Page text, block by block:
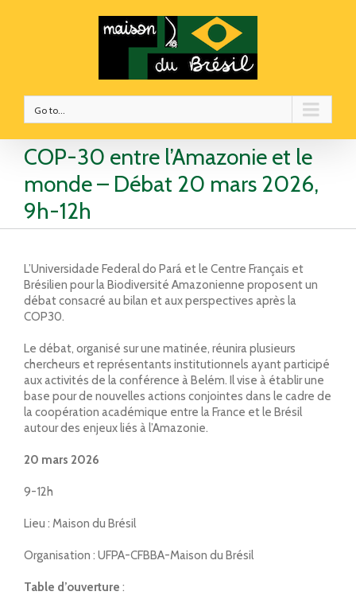
Go to...
COP-30 entre l’Amazonie et le
monde – Débat 20 mars 2026,
9h-12h
L’Universidade Federal do Pará et le Centre Français et
Brésilien pour la Biodiversité Amazonienne proposent un
débat consacré au bilan et aux perspectives après la
COP30.
Le débat, organisé sur une matinée, réunira plusieurs
chercheurs et représentants institutionnels ayant participé
aux activités de la conférence àBelém. Il vise à établir une
base pour de nouvelles actions conjointes dans le cadre de
la coopération académique entre laFrance et le Brésil
autour des enjeux liés à l’Amazonie.
20 mars 2026
9-12h
Lieu : Maison du Brésil
Organisation : UFPA-CFBBA-Maison du Brésil
Table d’ouverture :